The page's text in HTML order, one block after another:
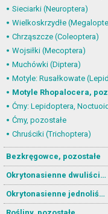
Sieciarki (Neuroptera)
Chrząszcze (Coleoptera)
Wojsiłki (Mecoptera)
Muchówki (Diptera)
Ćmy, pozostałe
Chruściki (Trichoptera)
Bezkręgowce, pozostałe
Okrytonasienne dwuliścienne
Okrytonasienne jednoliścienne